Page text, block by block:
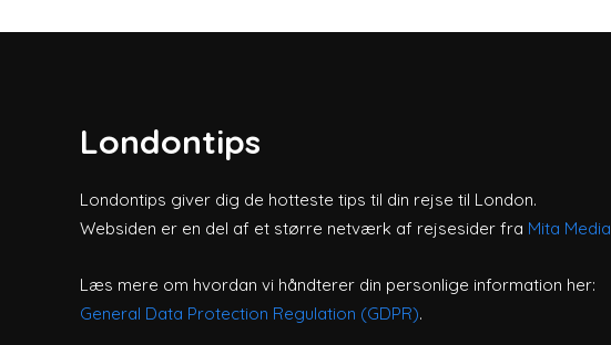
Londontips
Londontips giver dig de hotteste tips til din rejse til London.
Websiden er en del af et større netværk af rejsesider fra Mita Media
Læs mere om hvordan vi håndterer din personlige information her:
General Data Protection Regulation (GDPR).